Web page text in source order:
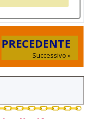
PRECEDENTE
Successivo »